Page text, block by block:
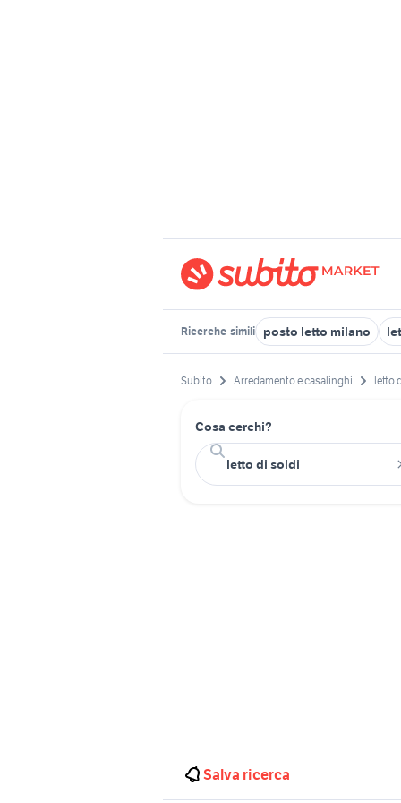
Ricerche simili posto letto milano
Subito Arredamento e casalinghi letto
Cosa cerchi?
Salva ricerca